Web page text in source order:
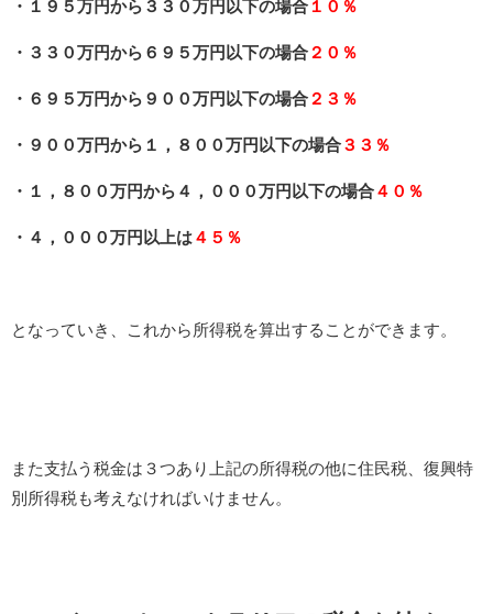
・１９５万円から３３０万円以下の場合 １０％
・３３０万円から６９５万円以下の場合 ２０％
・６９５万円から９００万円以下の場合 ２３％
・９００万円から１，８００万円以下の場合 ３３％
・１，８００万円から４，０００万円以下の場合 ４０％
・４，０００万円以上は ４５％
となっていき、これから所得税を算出することができます。
また支払う税金は３つあり上記の所得税の他に住民税、復興特
別所得税も考えなければいけません。